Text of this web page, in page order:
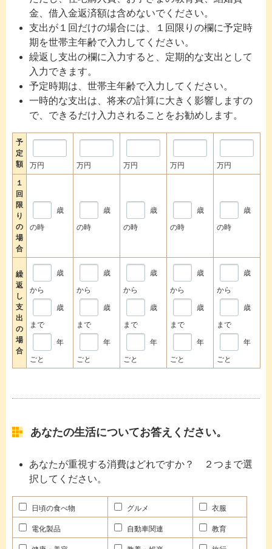
金、借入金返済額は含めないでください。
支出が１回だけの場合には、１回限りの欄に予定時
期を世帯主年齢で入力してください。
繰返し支出の欄に入力すると、定期的な支出として
入力できます。
予定時期は、世帯主年齢で入力してください。
一時的な支出は、将来の計算に大きく影響しますの
で、できるだけ入力されることをお勧めします。
予
定
額
万円 万円 万円 万円 万円
１
回
限
り
の
場
合
歳
の時
歳
の時
歳
の時
歳
の時
歳
の時
繰
返
し
支
出
の
場
合
歳
から
歳
まで
年
ごと
歳
から
歳
まで
年
ごと
歳
から
歳
まで
年
ごと
歳
から
歳
まで
年
ごと
歳
から
歳
まで
年
ごと
あなたの生活についてお答えください。
あなたが重視する消費はどれですか？ ２つまで選
択してください。
日頃の食べ物 グルメ 衣服
電化製品 自動車関連 教育